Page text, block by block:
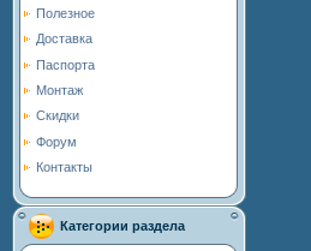
Полезное
Доставка
Паспорта
Монтаж
Скидки
Форум
Контакты
Категории раздела